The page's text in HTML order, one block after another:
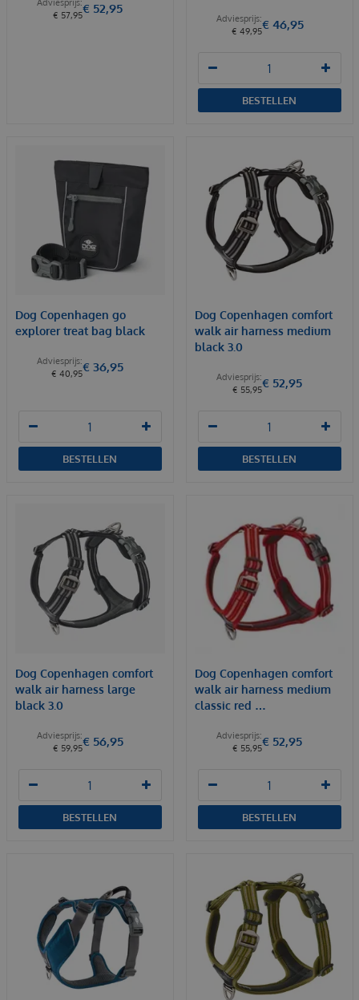
€ 57,95€ 52,95
€ 49,95€ 46,95
BESTELLEN
Dog Copenhagen go
explorer treat bag black
€ 40,95€ 36,95
BESTELLEN
Dog Copenhagen comfort
walk air harness medium
black 3.0
€ 55,95€ 52,95
BESTELLEN
Dog Copenhagen comfort
walk air harness large
black 3.0
€ 59,95€ 56,95
BESTELLEN
Dog Copenhagen comfort
walk air harness medium
classic red …
€ 55,95€ 52,95
BESTELLEN